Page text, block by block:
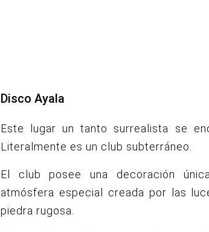
Disco Ayala
Este lugar un tanto surrealista se
Literalmente es un club subterráneo.
El club posee una decoración
atmósfera especial creada por las
piedra rugosa.